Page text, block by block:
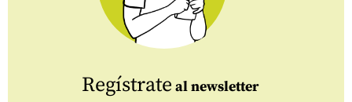
Regístrate al newsletter